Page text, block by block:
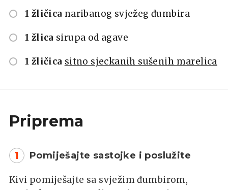
1 žličica naribanog svježeg đumbira
1 žlica sirupa od agave
1 žličica sitno sjeckanih sušenih marelica
Priprema
1 Pomiješajte sastojke i poslužite
Kivi pomiješajte sa svježim đumbirom,